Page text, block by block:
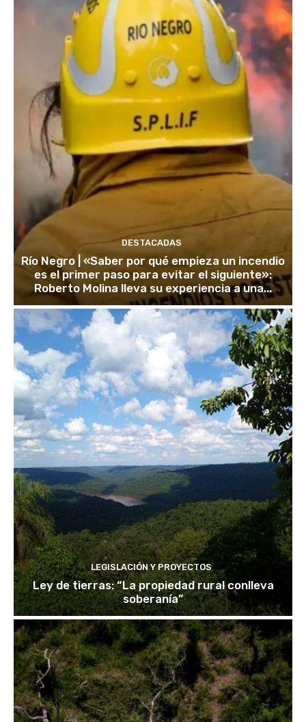
DESTACADAS
Río Negro | «Saber por qué empieza un incendio
es el primer paso para evitar el siguiente»:
Roberto Molina lleva su experiencia a una...
LEGISLACIÓN Y PROYECTOS
Ley de tierras: “La propiedad rural conlleva
soberanía”